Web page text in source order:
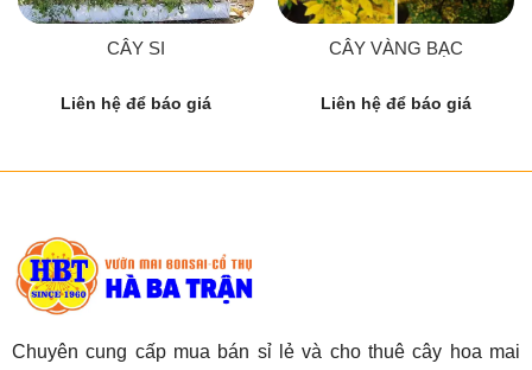
CÂY SI
Liên hệ để báo giá
CÂY VÀNG BẠC
Liên hệ để báo giá
Chuyên cung cấp mua bán sỉ lẻ và cho thuê cây hoa mai